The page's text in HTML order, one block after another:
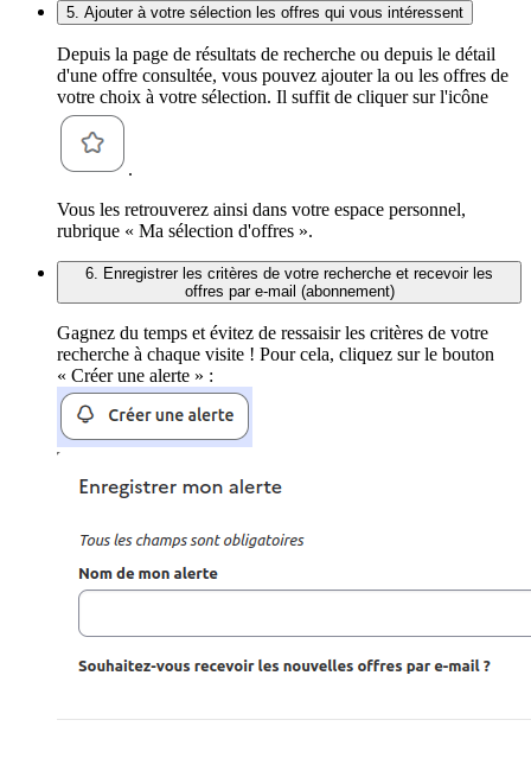
5. Ajouter à votre sélection les offres qui vous intéressent
Depuis la page de résultats de recherche ou depuis le détail
d'une offre consultée, vous pouvez ajouter la ou les offres de
votre choix à votre sélection. Il suffit de cliquer sur l'icône
.
Vous les retrouverez ainsi dans votre espace personnel,
rubrique « Ma sélection d'offres ».
6. Enregistrer les critères de votre recherche et recevoir les
offres par e-mail (abonnement)
Gagnez du temps et évitez de ressaisir les critères de votre
recherche à chaque visite ! Pour cela, cliquez sur le bouton
« Créer une alerte » :